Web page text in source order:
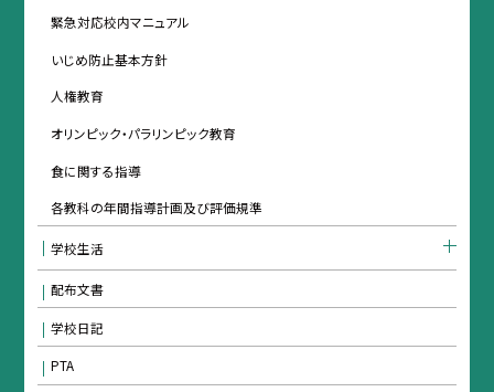
緊急対応校内マニュアル
いじめ防止基本方針
人権教育
オリンピック・パラリンピック教育
食に関する指導
各教科の年間指導計画及び評価規準
学校生活
配布文書
学校日記
PTA